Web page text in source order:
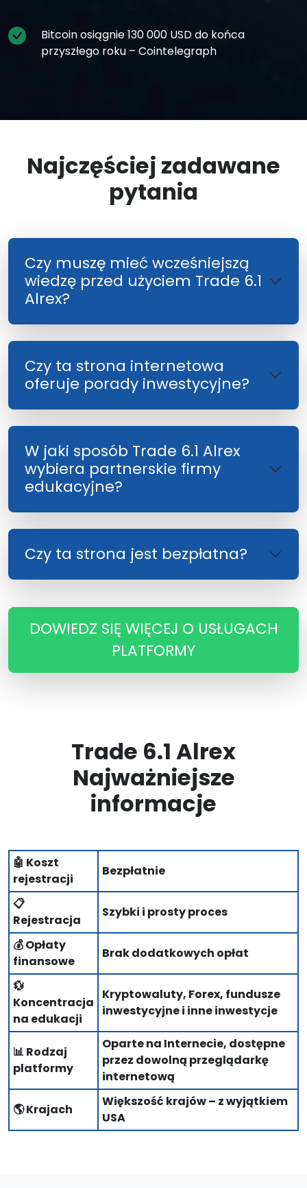
Bitcoin osiągnie 130 000 USD do końca
przyszłego roku – Cointelegraph
Najczęściej zadawane
pytania
Czy muszę mieć wcześniejszą
wiedzę przed użyciem Trade 6.1
Alrex?
Czy ta strona internetowa
oferuje porady inwestycyjne?
W jaki sposób Trade 6.1 Alrex
wybiera partnerskie firmy
edukacyjne?
Czy ta strona jest bezpłatna?
DOWIEDZ SIĘ WIĘCEJ O USŁUGACH
PLATFORMY
Trade 6.1 Alrex
Najważniejsze
informacje
🤖 Koszt
rejestracji
Bezpłatnie
📋
Rejestracja
Szybki i prosty proces
💰 Opłaty
finansowe
Brak dodatkowych opłat
💱
Koncentracja
na edukacji
Kryptowaluty, Forex, fundusze
inwestycyjne i inne inwestycje
📊 Rodzaj
platformy
Oparte na Internecie, dostępne
przez dowolną przeglądarkę
internetową
🌎 Krajach
Większość krajów – z wyjątkiem
USA